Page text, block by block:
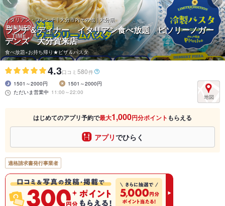
イタリアン・フレンチ | 大分市内その他 | 大分県
ランチ＆ディナー イタリアン食べ放題 ピソリーノガー
デンズ 大分賀来店
食べ放題×お持ち帰り★ピザ＆パスタ
4.3口コミ 580件
1501～2000円
1501～2000円
ただいま営業中 11:00～22:00
はじめてのアプリ予約で最大1,000円分ポイント もらえる
アプリでひらく
適格請求書発行事業者